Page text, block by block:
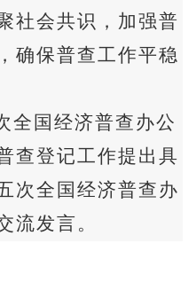
社会共识，加强普
确保普查工作平稳
全国经济普查办公
查登记工作提出具
次全国经济普查办
流发言。